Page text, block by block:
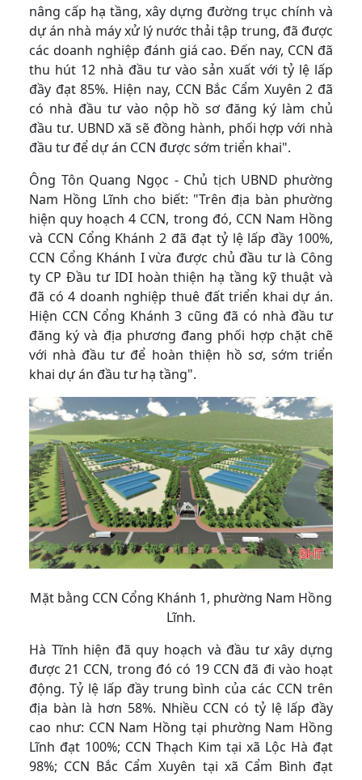
nâng cấp hạ tầng, xây dựng đường trục chính và
dự án nhà máy xử lý nước thải tập trung, đã được
các doanh nghiệp đánh giá cao. Đến nay, CCN đã
thu hút 12 nhà đầu tư vào sản xuất với tỷ lệ lấp
đầy đạt 85%. Hiện nay, CCN Bắc Cẩm Xuyên 2 đã
có nhà đầu tư vào nộp hồ sơ đăng ký làm chủ
đầu tư. UBND xã sẽ đồng hành, phối hợp với nhà
đầu tư để dự án CCN được sớm triển khai".
Ông Tôn Quang Ngọc - Chủ tịch UBND phường
Nam Hồng Lĩnh cho biết: "Trên địa bàn phường
hiện quy hoạch 4 CCN, trong đó, CCN Nam Hồng
và CCN Cổng Khánh 2 đã đạt tỷ lệ lấp đầy 100%,
CCN Cổng Khánh I vừa được chủ đầu tư là Công
ty CP Đầu tư IDI hoàn thiện hạ tầng kỹ thuật và
đã có 4 doanh nghiệp thuê đất triển khai dự án.
Hiện CCN Cổng Khánh 3 cũng đã có nhà đầu tư
đăng ký và địa phương đang phối hợp chặt chẽ
với nhà đầu tư để hoàn thiện hồ sơ, sớm triển
khai dự án đầu tư hạ tầng".
Mặt bằng CCN Cổng Khánh 1, phường Nam Hồng
Lĩnh.
Hà Tĩnh hiện đã quy hoạch và đầu tư xây dựng
được 21 CCN, trong đó có 19 CCN đã đi vào hoạt
động. Tỷ lệ lấp đầy trung bình của các CCN trên
địa bàn là hơn 58%. Nhiều CCN có tỷ lệ lấp đầy
cao như: CCN Nam Hồng tại phường Nam Hồng
Lĩnh đạt 100%; CCN Thạch Kim tại xã Lộc Hà đạt
98%; CCN Bắc Cẩm Xuyên tại xã Cẩm Bình đạt